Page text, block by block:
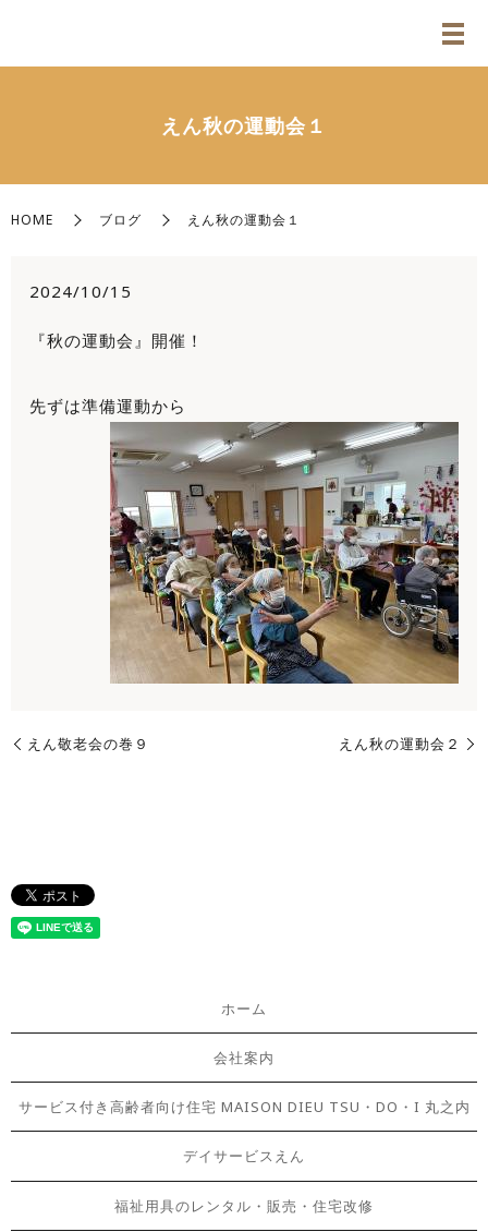
えん秋の運動会１
HOME ブログ えん秋の運動会１
2024/10/15
『秋の運動会』開催！
先ずは準備運動から
えん敬老会の巻９ えん秋の運動会２
ホーム
会社案内
サービス付き高齢者向け住宅 MAISON DIEU TSU・DO・I 丸之内
デイサービスえん
福祉用具のレンタル・販売・住宅改修